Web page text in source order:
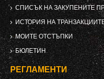
СПИСЪК НА ЗАКУПЕНИТЕ
ИСТОРИЯ НА
МОИТЕ ОТСТЪПКИ
БЮЛЕТИН
РЕГЛАМЕНТИ